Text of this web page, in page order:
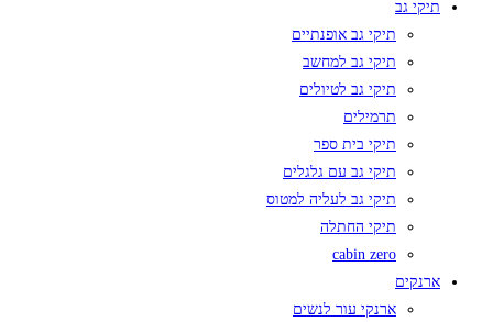
תיקי גב
תיקי גב אופנתיים
תיקי גב למחשב
תיקי גב לטיולים
תרמילים
תיקי בית ספר
תיקי גב עם גלגלים
תיקי גב לעליה למטוס
תיקי החתלה
cabin zero
ארנקים
ארנקי עור לנשים